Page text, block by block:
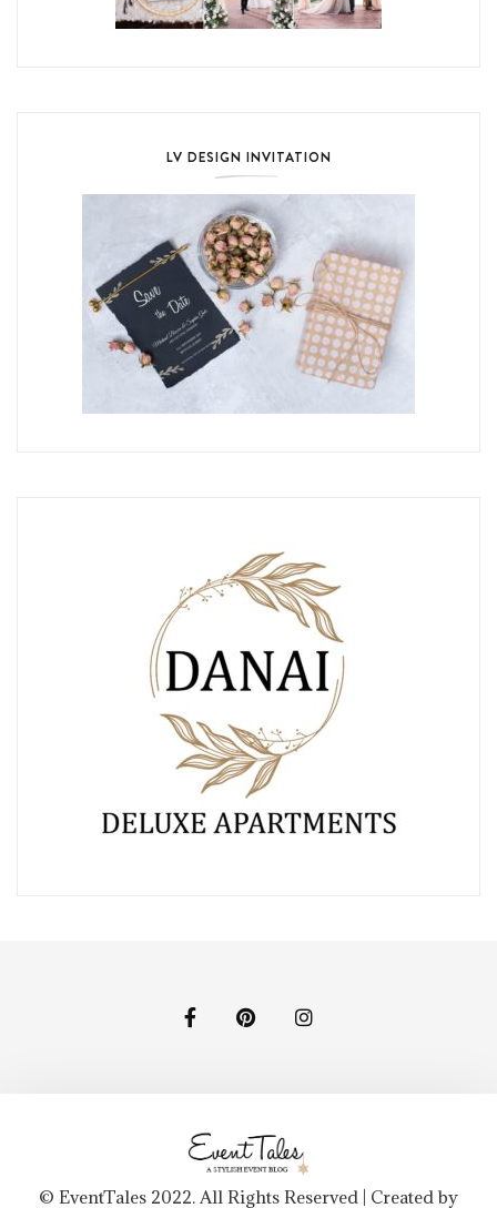
LV DESIGN INVITATION
© EventTales 2022. All Rights Reserved | Created by